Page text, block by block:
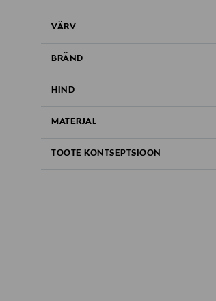
VÄRV
BRÄND
HIND
MATERJAL
TOOTE KONTSEPTSIOON